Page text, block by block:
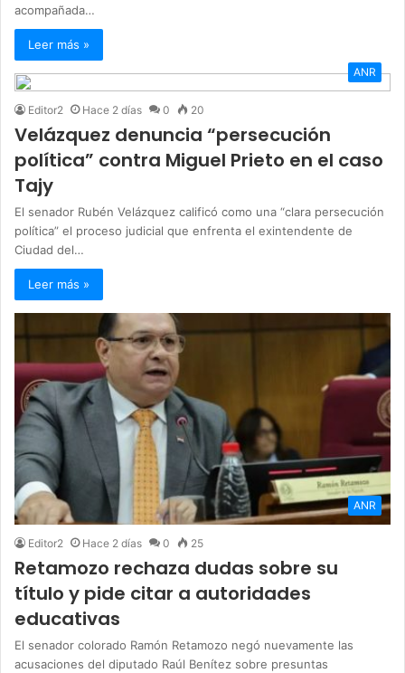
acompañada…
Leer más »
ANR
Editor2 Hace 2 días 0 20
Velázquez denuncia “persecución
política” contra Miguel Prieto en el caso
Tajy
El senador Rubén Velázquez calificó como una “clara persecución
política” el proceso judicial que enfrenta el exintendente de
Ciudad del…
Leer más »
ANR
Editor2 Hace 2 días 0 25
Retamozo rechaza dudas sobre su
título y pide citar a autoridades
educativas
El senador colorado Ramón Retamozo negó nuevamente las
acusaciones del diputado Raúl Benítez sobre presuntas